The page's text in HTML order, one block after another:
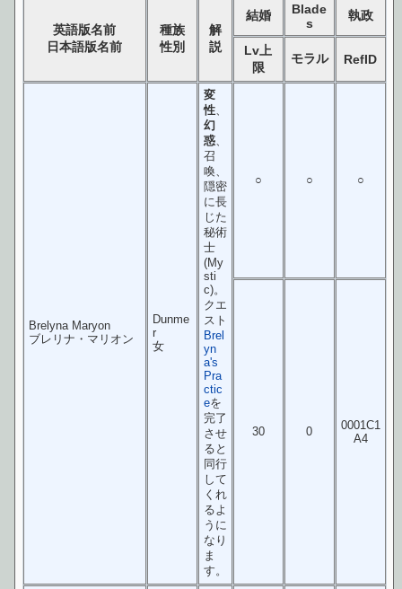
英語版名前
日本語版名前
種族
性別
解
説
結婚
Blade
s
執政
Lv上
限
モラル RefID
Brelyna Maryon
ブレリナ・マリオン
Dunme
r
女
変
性、
幻
惑、
召
喚、
隠密
に長
じた
秘術
士
(My
sti
c)。
クエ
スト
Brel
yn
a's
Pra
ctic
eを
完了
させ
ると
同行
して
くれ
るよ
うに
なり
ま
す。
○ ○ ○
30 0
0001C1
A4